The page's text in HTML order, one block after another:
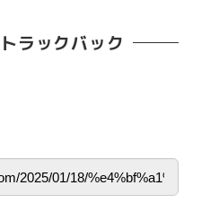
ラックバック